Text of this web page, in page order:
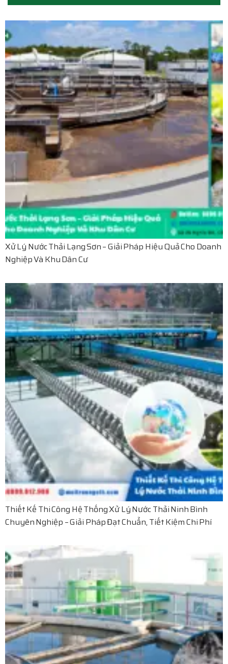
Xử Lý Nước Thải Lạng Sơn – Giải Pháp Hiệu Quả Cho Doanh
Nghiệp Và Khu Dân Cư
Thiết Kế Thi Công Hệ Thống Xử Lý Nước Thải Ninh Bình
Chuyên Nghiệp – Giải Pháp Đạt Chuẩn, Tiết Kiệm Chi Phí